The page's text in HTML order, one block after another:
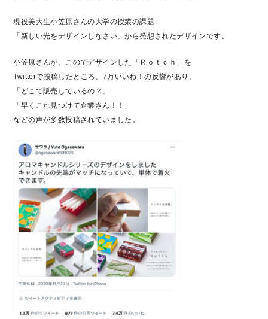
現役美大生小笠原さんの大学の授業の課題
「新しい光をデザインしなさい」から発想されたデザインです。
小笠原さんが、このでデザインした「Ｒｏｔｃｈ」を
Twitterで投稿したところ、7万いいね！の反響があり、
「どこで販売しているの？」
「早くこれ見つけて企業さん！！」
などの声が多数投稿されていました。